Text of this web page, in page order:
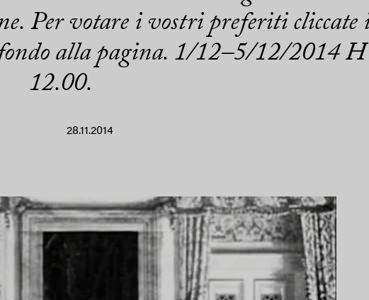
Per votare i vostri preferiti cliccate
alla pagina. 1/12–5/12/2014 H
12.00.
28.11.2014